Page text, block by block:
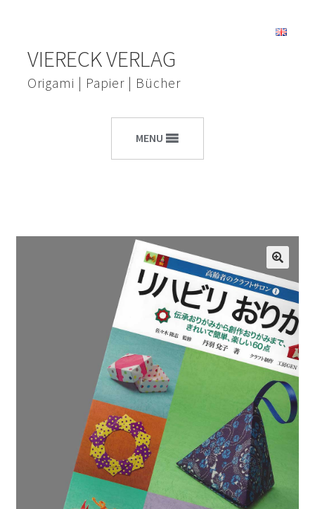
Navigation
springen
Inhalt
springen
VIERECK VERLAG
Origami | Papier | Bücher
MENU